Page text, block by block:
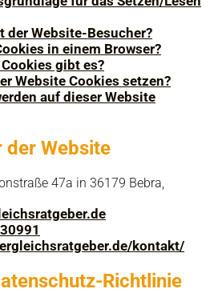
der Website-Besucher?
in einem Browser?
gibt es?
Website Cookies setzen?
auf dieser Website
Website
47a in 36179 Bebra,
kontakt/
Richtlinie